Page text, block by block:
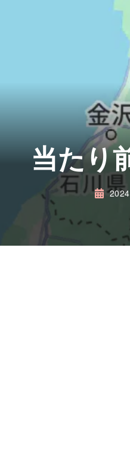
当たり